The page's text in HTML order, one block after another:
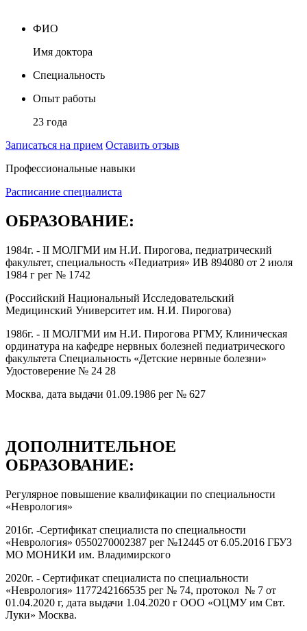
ФИО
Имя доктора
Специальность
Опыт работы
23 года
Записаться на прием Оставить отзыв
Профессиональные навыки
Расписание специалиста
ОБРАЗОВАНИЕ:
1984г. - II МОЛГМИ им Н.И. Пирогова, педиатрический
факультет, специальность «Педиатрия» ИВ 894080 от 2 июля
1984 г рег № 1742
(Российский Национальный Исследовательский
Медицинский Университет им. Н.И. Пирогова)
1986г. - II МОЛГМИ им Н.И. Пирогова РГМУ, Клиническая
ординатура на кафедре нервных болезней педиатрического
факультета Специальность «Детские нервные болезни»
Удостоверение № 24 28
Москва, дата выдачи 01.09.1986 рег № 627
ДОПОЛНИТЕЛЬНОЕ
ОБРАЗОВАНИЕ:
Регулярное повышение квалификации по специальности
«Неврология»
2016г. -Сертификат специалиста по специальности
«Неврология» 0550270002387 рег №12445 от 6.05.2016 ГБУЗ
МО МОНИКИ им. Владимирского
2020г. - Сертификат специалиста по специальности
«Неврология» 1177242166535 рег № 74, протокол № 7 от
01.04.2020 г, дата выдачи 1.04.2020 г ООО «ОЦМУ им Свт.
Луки» Москва.